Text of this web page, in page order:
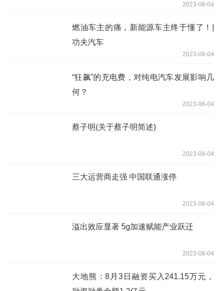
2023-08-04
燃油车主的痛，新能源车主终于懂了！|
功夫汽车
2023-08-04
“狂飙”的充电费，对纯电汽车发展影响几
何？
2023-08-04
蔡子明(关于蔡子明简述)
2023-08-04
三大运营商走强 中国联通涨停
2023-08-04
溢出效应显著 5g加速赋能产业跃迁
2023-08-04
大地熊：8月3日融资买入241.15万元，